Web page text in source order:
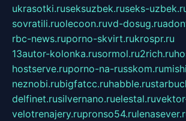
ukrasotki.ruseksuzbek.ruseks-
sovratili.ruolecoon.ruvd-dosug.ru
rbc-news.ruporno-skvirt.rukrospr.ru
13autor-kolonka.rusormol.ru2rich.ru
hostserve.ruporno-na-russkom.ru
neznobi.rubigfatcc.ruhabble.ru
delfinet.rusilvernano.ruelestal.ru
velotrenajery.rupronso54.ru